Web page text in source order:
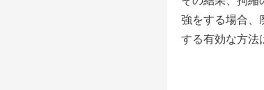
強をする場合、
する有効な方法